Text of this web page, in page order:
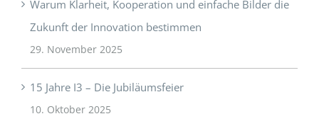
Warum Klarheit, Kooperation und einfache Bilder die
Zukunft der Innovation bestimmen
29. November 2025
15 Jahre I3 – Die Jubiläumsfeier
10. Oktober 2025